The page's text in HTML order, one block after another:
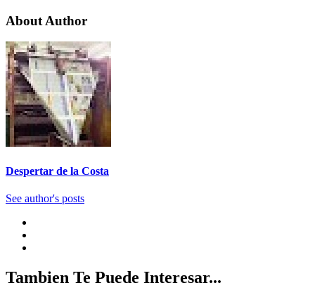
About Author
Despertar de la Costa
See author's posts
Tambien Te Puede Interesar...